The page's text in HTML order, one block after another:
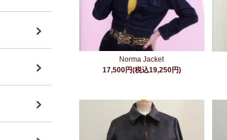
Norma Jacket
17,500円(税込19,250円)